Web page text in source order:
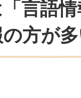
言語情
方が